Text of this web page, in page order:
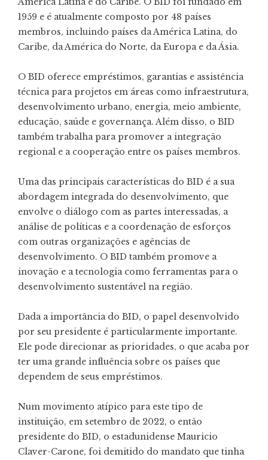
1959 e é atualmente composto por 48 países
membros, incluindo países da América Latina, do
Caribe, da América do Norte, da Europa e da Ásia.
O BID oferece empréstimos, garantias e assistência
técnica para projetos em áreas como infraestrutura,
desenvolvimento urbano, energia, meio ambiente,
educação, saúde e governança. Além disso, o BID
também trabalha para promover a integração
regional e a cooperação entre os países membros.
Uma das principais características do BID é a sua
abordagem integrada do desenvolvimento, que
envolve o diálogo com as partes interessadas, a
análise de políticas e a coordenação de esforços
com outras organizações e agências de
desenvolvimento. O BID também promove a
inovação e a tecnologia como ferramentas para o
desenvolvimento sustentável na região.
Dada a importância do BID, o papel desenvolvido
por seu presidente é particularmente importante.
Ele pode direcionar as prioridades, o que acaba por
ter uma grande influência sobre os países que
dependem de seus empréstimos.
Num movimento atípico para este tipo de
instituição, em setembro de 2022, o então
presidente do BID, o estadunidense Mauricio
Claver-Carone, foi demitido do mandato que tinha